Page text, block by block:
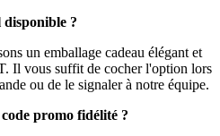
disponible ?
un emballage cadeau élégant et
Il vous suffit de cocher l'option lors
ou de le signaler à notre équipe.
promo fidélité ?